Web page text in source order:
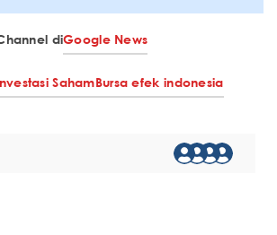
diGoogle News
SahamBursa efek indonesia